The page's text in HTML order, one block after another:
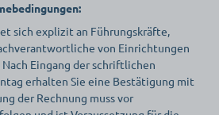
sich explizit an Führungskräfte,
von Einrichtungen
Nach Eingang der schriftlichen
erhalten Sie eine Bestätigung mit
der Rechnung muss vor